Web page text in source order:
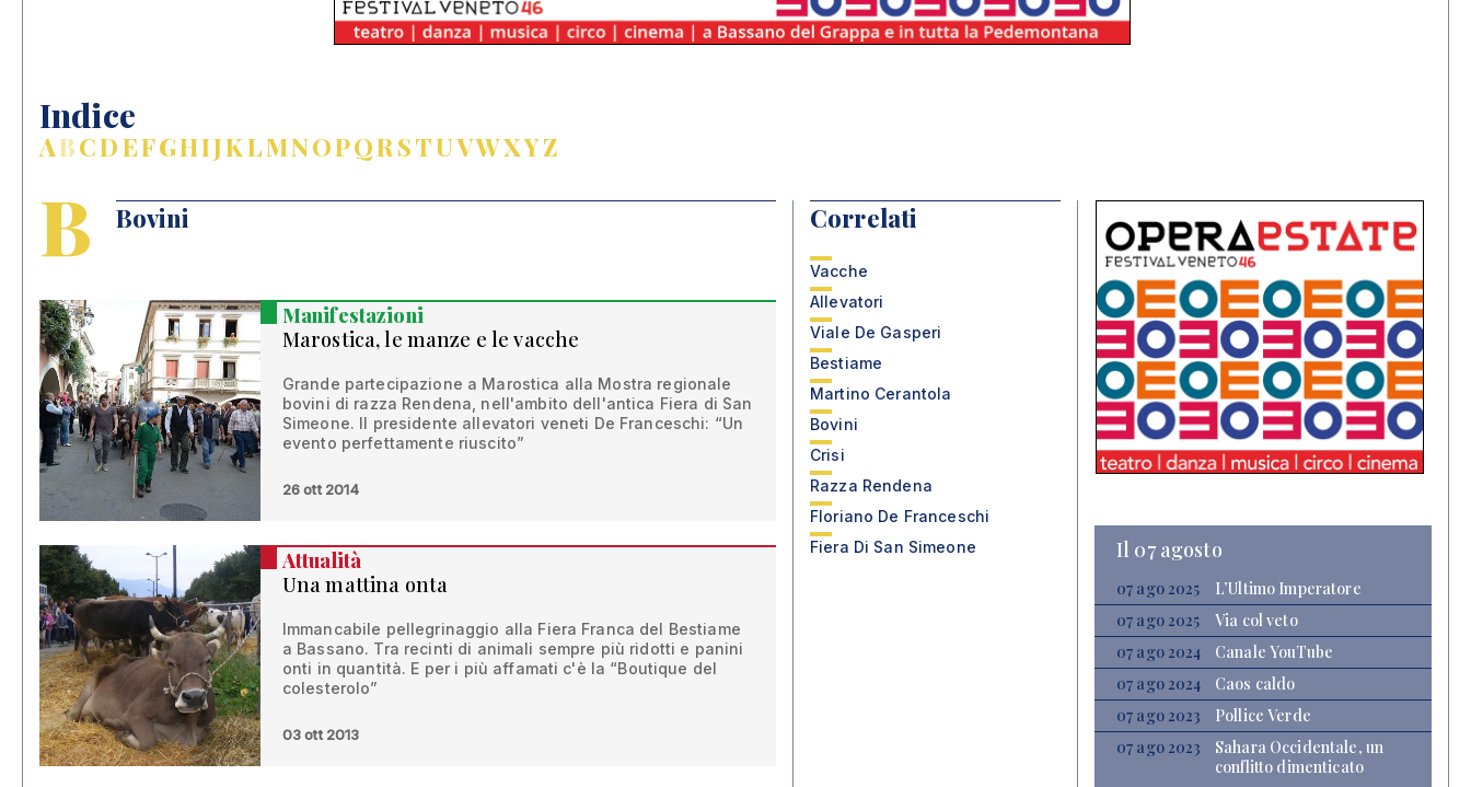
Indice
ABCDEFGHIJKLMNOPQRSTUVWXYZ
B Bovini
Manifestazioni
Marostica, le manze e le vacche
Grande partecipazione a Marostica alla Mostra regionale
bovini di razza Rendena, nell'ambito dell'antica Fiera di San
Simeone. Il presidente allevatori veneti De Franceschi: “Un
evento perfettamente riuscito”
26 ott 2014
Attualità
Una mattina onta
Immancabile pellegrinaggio alla Fiera Franca del Bestiame
a Bassano. Tra recinti di animali sempre più ridotti e panini
onti in quantità. E per i più affamati c'è la “Boutique del
colesterolo”
03 ott 2013
Correlati
Vacche
Allevatori
Viale De Gasperi
Bestiame
Martino Cerantola
Bovini
Crisi
Razza Rendena
Floriano De Franceschi
Fiera Di San Simeone
Il 07 agosto
07 ago 2025
L’Ultimo Imperatore
07 ago 2025
Via col veto
07 ago 2024
Canale YouTube
07 ago 2024
Caos caldo
07 ago 2023
Pollice Verde
07 ago 2023
Sahara Occidentale, un
conflitto dimenticato